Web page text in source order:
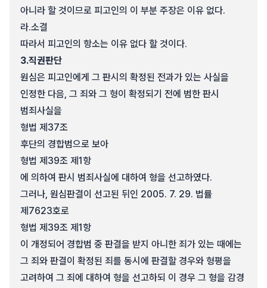
아니라 할 것이므로 피고인의 이 부분 주장은 이유 없다.
라.소결
따라서 피고인의 항소는 이유 없다 할 것이다.
3.직권판단
원심은 피고인에게 그 판시의 확정된 전과가 있는 사실을
인정한 다음, 그 죄와 그 형이 확정되기 전에 범한 판시
범죄사실을
형법 제37조
후단의 경합범으로 보아
형법 제39조 제1항
에 의하여 판시 범죄사실에 대하여 형을 선고하였다.
그러나, 원심판결이 선고된 뒤인 2005. 7. 29. 법률
제7623호로
형법 제39조 제1항
이 개정되어 경합범 중 판결을 받지 아니한 죄가 있는 때에는
그 죄와 판결이 확정된 죄를 동시에 판결할 경우와 형평을
고려하여 그 죄에 대하여 형을 선고하되 이 경우 그 형을 감경